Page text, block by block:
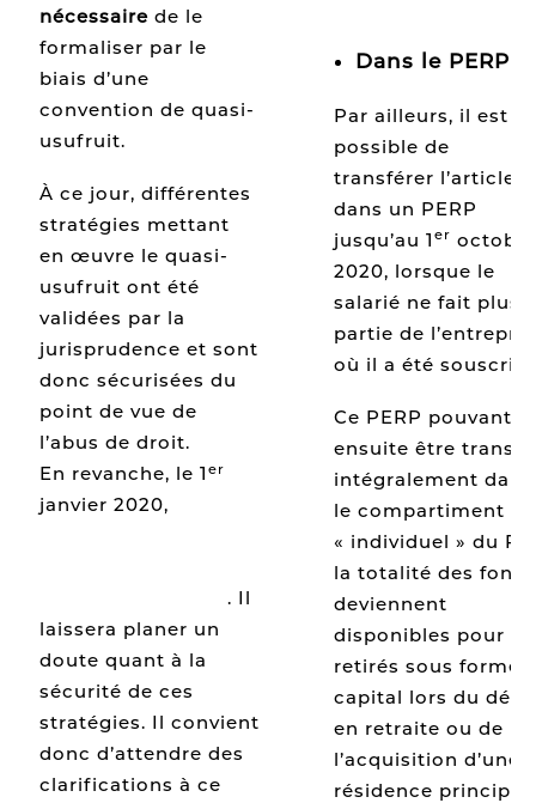
nécessaire de le
formaliser par le
biais d’une
convention de quasi-
usufruit.
À ce jour, différentes
stratégies mettant
en œuvre le quasi-
usufruit ont été
validées par la
jurisprudence et sont
donc sécurisées du
point de vue de
l’abus de droit.
En revanche, le 1 er
janvier 2020,
. Il
laissera planer un
doute quant à la
sécurité de ces
stratégies. Il convient
donc d’attendre des
clarifications à ce
Dans le PERP :
Par ailleurs, il est
possible de
transférer l’article
dans un PERP
jusqu’au 1 er octobre
2020, lorsque le
salarié ne fait plus
partie de
où il a été souscrit.
Ce PERP pouvant
ensuite être
intégralement dans
le compartiment
« individuel » du
la totalité des fonds
deviennent
disponibles pour
retirés sous forme
capital lors du
en retraite ou de
l’acquisition d’une
résidence